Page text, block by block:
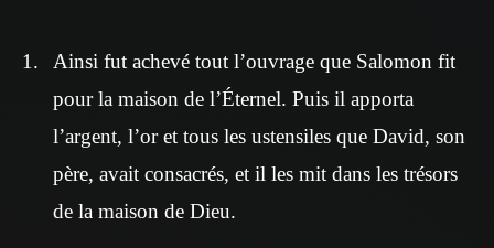
Ainsi fut achevé tout l’ouvrage que Salomon fit
pour la maison de l’Éternel. Puis il apporta
l’argent, l’or et tous les ustensiles que David, son
père, avait consacrés, et il les mit dans les trésors
de la maison de Dieu.